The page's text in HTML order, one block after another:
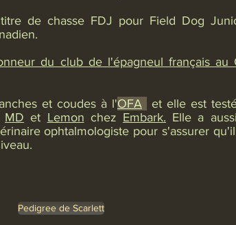
de chasse FDJ pour Field Dog
du club de l'épagneul français au
et coudes à l'OFA
et elle est
MD et Lemon chez Embark. Elle a
ophtalmologiste pour s'assurer
Pedigree de Scarlett